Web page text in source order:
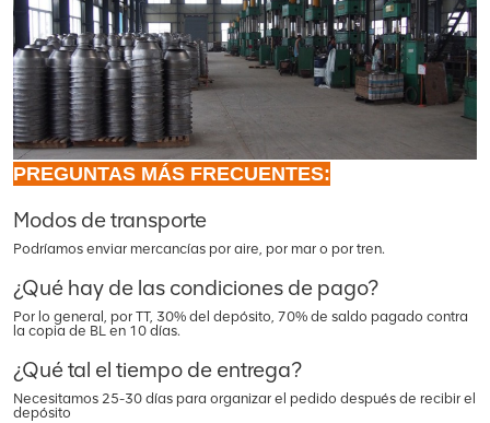
PREGUNTAS MÁS FRECUENTES:
Modos de transporte
Podríamos enviar mercancías por aire, por mar o por tren.
¿Qué hay de las condiciones de pago?
Por lo general, por TT, 30% del depósito, 70% de saldo pagado contra
la copia de BL en 10 días.
¿Qué tal el tiempo de entrega?
Necesitamos 25-30 días para organizar el pedido después de recibir el
depósito